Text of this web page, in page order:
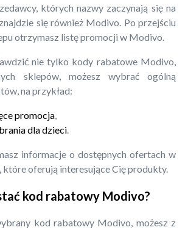
których nazwy zaczynają się na
się również Modivo. Po przejściu
otrzymasz listę promocji w Modivo.
nie tylko kody rabatowe Modivo,
sklepów, możesz wybrać ogólną
na przykład:
promocja,
dla dzieci.
informacje o dostępnych ofertach w
które oferują interesujące Cię produkty.
kod rabatowy Modivo?
kod rabatowy Modivo, możesz z